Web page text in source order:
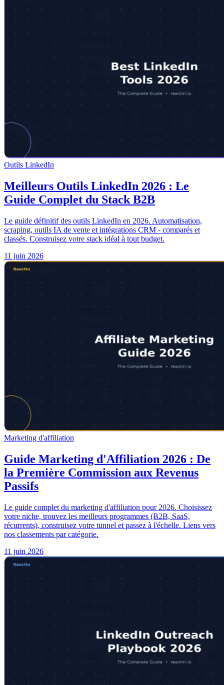
Outils LinkedIn
Meilleurs Outils LinkedIn 2026 : Le
Guide Complet du Stack B2B
Le guide définitif des outils LinkedIn en 2026. Automatisation,
scraping, outils IA de vente et intégrations CRM - comparés et
classés. Construisez votre stack idéal à tout budget.
11 juin 2026
Marketing d'affiliation
Guide Marketing d'Affiliation 2026 : De
la Première Commission aux Revenus
Passifs
Le guide complet du marketing d'affiliation pour 2026. Choisissez
votre niche, trouvez les meilleurs programmes (B2B, SaaS,
récurrents), construisez votre tunnel et passez à l'échelle. Liens vers
nos classements par catégorie.
11 juin 2026